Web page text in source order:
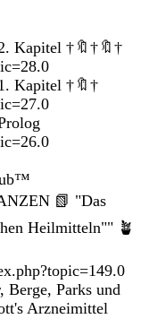
Kapitel †🔖†🔖†
Kapitel †🔖†
📗 "Das
Heilmitteln"" 🪴
Berge, Parks und
Arzneimittel